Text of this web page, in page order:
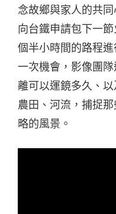
念故鄉與家人的共同
向台鐵申請包下一
個半小時間的路程
一次機會，影像團
離可以運鏡多久、
農田、河流，捕捉
略的風景。